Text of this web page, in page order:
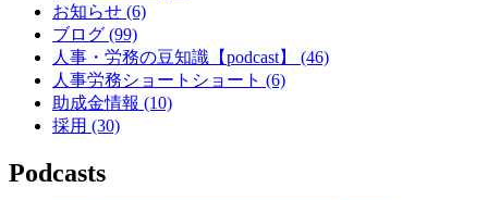
お知らせ (6)
ブログ (99)
人事・労務の豆知識【podcast】 (46)
人事労務ショートショート (6)
助成金情報 (10)
採用 (30)
Podcasts